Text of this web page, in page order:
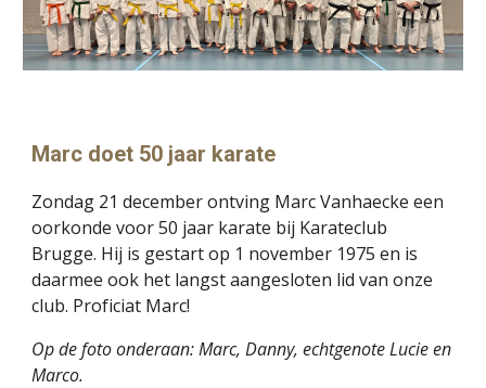
Marc doet 50 jaar karate
Zondag 21 december ontving Marc Vanhaecke een
oorkonde voor 50 jaar karate bij Karateclub
Brugge. Hij is gestart op 1 november 1975 en is
daarmee ook het langst aangesloten lid van onze
club. Proficiat Marc!
Op de foto onderaan: Marc, Danny, echtgenote Lucie en
Marco.